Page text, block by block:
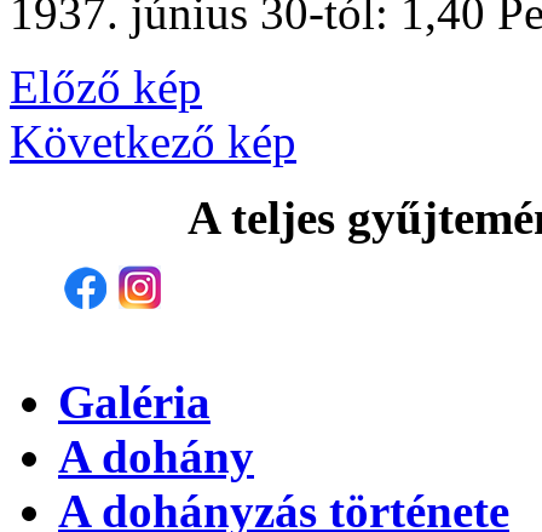
1937. június 30-tól: 1,40
Előző kép
Következő kép
A teljes
Galéria
A dohány
A dohányzás története